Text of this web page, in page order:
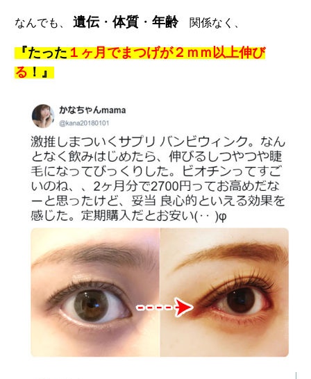
なんでも、 遺伝・ 体質・ 年齢関係なく、
『たった １ヶ月 でまつげが２ｍｍ以上伸び
る ！ 』